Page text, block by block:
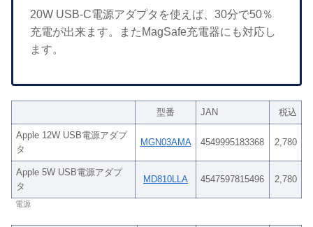
20W USB-C電源アダプタを使えば、30分で50％
充電が出来ます。またMagSafe充電器にも対応し
ます。
型番 JAN 税込
Apple 12W USB電源アダプ
タ
MGN03AMA 4549995183368 2,780
Apple 5W USB電源アダプ
タ
MD810LLA 4547597815496 2,780
電源